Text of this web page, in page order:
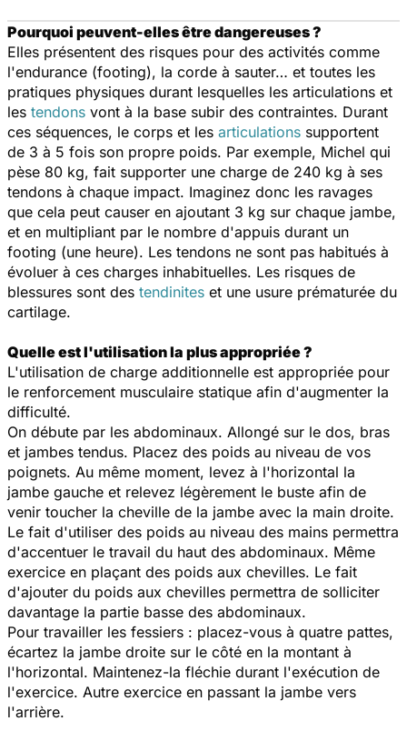
Pourquoi peuvent-elles être dangereuses ?
Elles présentent des risques pour des activités comme
l'endurance (footing), la corde à sauter… et toutes les
pratiques physiques durant lesquelles les articulations et
les tendons vont à la base subir des contraintes. Durant
ces séquences, le corps et les articulations supportent
de 3 à 5 fois son propre poids. Par exemple, Michel qui
pèse 80 kg, fait supporter une charge de 240 kg à ses
tendons à chaque impact. Imaginez donc les ravages
que cela peut causer en ajoutant 3 kg sur chaque jambe,
et en multipliant par le nombre d'appuis durant un
footing (une heure). Les tendons ne sont pas habitués à
évoluer à ces charges inhabituelles. Les risques de
blessures sont des tendinites et une usure prématurée du
cartilage.
Quelle est l'utilisation la plus appropriée ?
L'utilisation de charge additionnelle est appropriée pour
le renforcement musculaire statique afin d'augmenter la
difficulté.
On débute par les abdominaux. Allongé sur le dos, bras
et jambes tendus. Placez des poids au niveau de vos
poignets. Au même moment, levez à l'horizontal la
jambe gauche et relevez légèrement le buste afin de
venir toucher la cheville de la jambe avec la main droite.
Le fait d'utiliser des poids au niveau des mains permettra
d'accentuer le travail du haut des abdominaux. Même
exercice en plaçant des poids aux chevilles. Le fait
d'ajouter du poids aux chevilles permettra de solliciter
davantage la partie basse des abdominaux.
Pour travailler les fessiers : placez-vous à quatre pattes,
écartez la jambe droite sur le côté en la montant à
l'horizontal. Maintenez-la fléchie durant l'exécution de
l'exercice. Autre exercice en passant la jambe vers
l'arrière.